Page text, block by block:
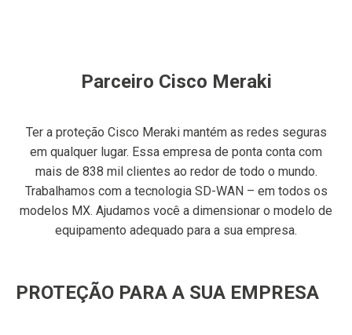
Parceiro Cisco Meraki
Ter a proteção Cisco Meraki mantém as redes seguras
em qualquer lugar. Essa empresa de ponta conta com
mais de 838 mil clientes ao redor de todo o mundo.
Trabalhamos com a tecnologia SD-WAN – em todos os
modelos MX. Ajudamos você a dimensionar o modelo de
equipamento adequado para a sua empresa.
PROTEÇÃO PARA A SUA EMPRESA